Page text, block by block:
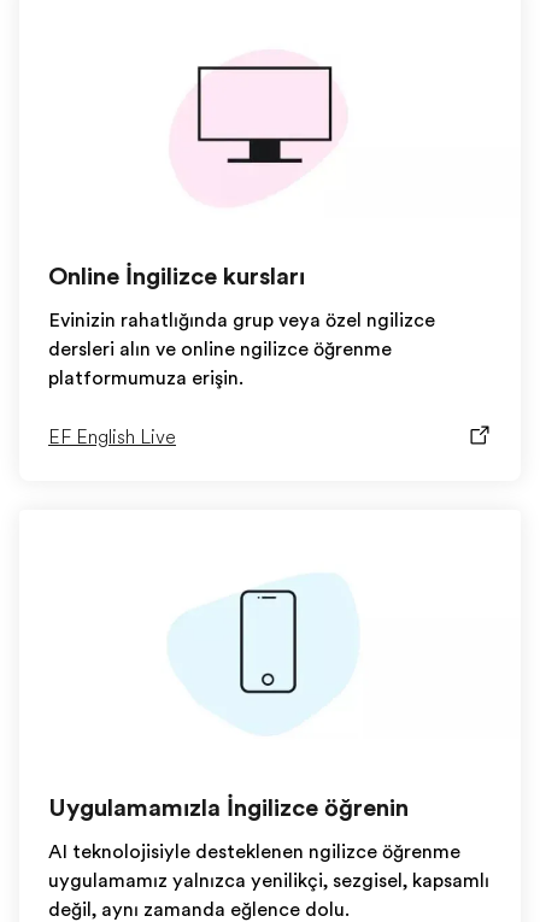
Online İngilizce kursları
Evinizin rahatlığında grup veya özel İngilizce
dersleri alın ve online İngilizce öğrenme
platformumuza erişin.
EF English Live
Uygulamamızla İngilizce öğrenin
AI teknolojisiyle desteklenen İngilizce öğrenme
uygulamamız yalnızca yenilikçi, sezgisel, kapsamlı
değil, aynı zamanda eğlence dolu.